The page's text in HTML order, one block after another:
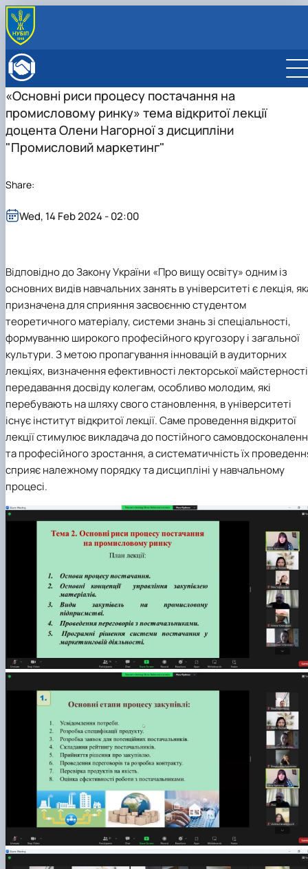
Administration
EDUCATIONAL ACTIVITIES
Bachelor's degree
Master's degree
Розклад
Підготовка аспірантів
Сенат студентської організації факультету
ENROLLMENT
General information
Bachelor's degree
Master's degree
INTERNATIONAL ACTIVITIES
International partners
Double Degree Programs
ACADEMIC COUNCIL
EMPLOYERS' COUNCIL
«Основні риси процесу постачання на
промисловому ринку» тема відкритої лекції
доцента Олени Нагорної з дисципліни
"Промисловий маркетинг"
Відповідно до Закону України «Про вищу освіту» одним із
основних видів навчальних занять в університеті є лекція,
призначена для сприяння засвоєнню студентом
теоретичного матеріалу, системи знань зі спеціальності,
формуванню широкого професійного кругозору і загальної
культури. З метою пропагування інновацій в аудиторних
лекціях, визначення ефективності лекторської
передавання досвіду колегам, особливо молодим, які
перебувають на шляху свого становлення, в університеті
існує інститут відкритої лекції. Саме проведення відкритої
лекції стимулює викладача до постійного
та професійного зростання, а систематичність їх
сприяє належному порядку та дисципліні у навчальному
процесі.
Wed, 14 Feb 2024 - 02:00
Share: